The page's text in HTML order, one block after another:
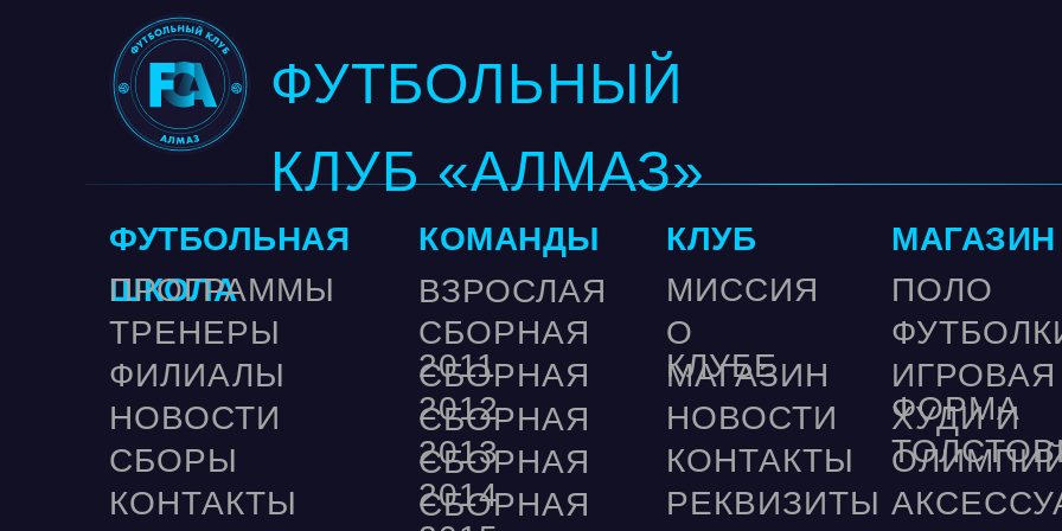
ФУТБОЛЬНАЯ
ШКОЛА
ПРОГРАММЫ
КЛУБ
МИССИЯ
КОМАНДЫ
ВЗРОСЛАЯ
ТРЕНЕРЫ
ФИЛИАЛЫ
НОВОСТИ
СБОРЫ
КОНТАКТЫ
О
КЛУБЕ
МАГАЗИН
НОВОСТИ
КОНТАКТЫ
СБОРНАЯ
2011
СБОРНАЯ
2012
СБОРНАЯ
2013
СБОРНАЯ
2014
МАГАЗИН
ПОЛО
ИГРОВАЯ
ФОРМА
ХУДИ И
ФУТБОЛЬНЫЙ
КЛУБ «АЛМАЗ»
СБОРНАЯ
РЕКВИЗИТЫ